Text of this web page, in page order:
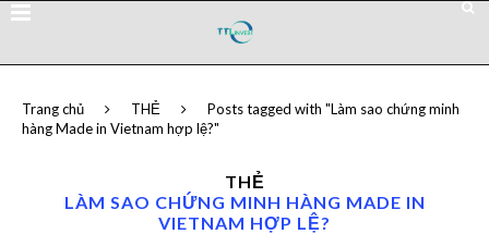
Trang chủ THẺ
Posts tagged with "Làm sao chứng minh
hàng Made in Vietnam hợp lệ?"
THẺ
LÀM SAO CHỨNG MINH HÀNG MADE IN
VIETNAM HỢP LỆ?